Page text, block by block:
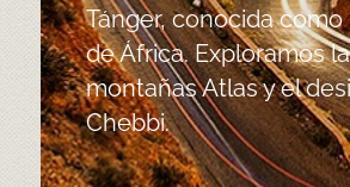
Tánger, conocida
de África. Exploramos
montañas Atlas y el
Chebbi.